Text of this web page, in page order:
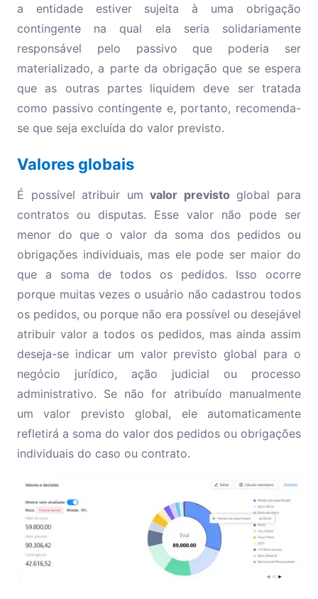
a entidade estiver sujeita à uma obrigação
contingente na qual ela seria solidariamente
responsável pelo passivo que poderia ser
materializado, a parte da obrigação que se espera
que as outras partes liquidem deve ser tratada
como passivo contingente e, portanto, recomenda-
se que seja excluída do valor previsto.
Valores globais
É possível atribuir umvalor previsto global para
contratos ou disputas. Esse valor não pode ser
menor do que o valor da soma dos pedidos ou
obrigações individuais, mas ele pode ser maior do
que a soma de todos os pedidos. Isso ocorre
porque muitas vezes o usuário não cadastrou todos
os pedidos, ou porque não era possível ou desejável
atribuir valor a todos os pedidos, mas ainda assim
deseja-se indicar um valor previsto global para o
negócio jurídico, ação judicial ou processo
administrativo. Se não for atribuído manualmente
um valor previsto global, ele automaticamente
refletirá a soma do valor dos pedidos ou obrigações
individuais do caso ou contrato.